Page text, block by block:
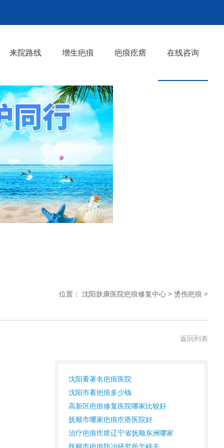
>
来院路线 增生疤痕 疤痕疙瘩 在线咨询
位置： 沈阳肤康医院疤痕修复中心 > 烫伤疤痕 >
返回列表
沈阳看著名疤痕医院
沈阳市看疤痕多少钱
高新区疤痕修复医院哪家比较好
抚顺市哪家疤痕疙瘩医院好
治疗疤痕疙瘩辽宁省抚顺东洲哪家